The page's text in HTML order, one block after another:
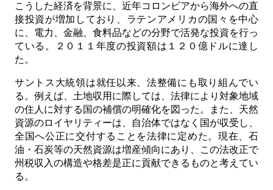
こうした経済を背景に、近年コロンビアから海外への直
接投資が増加しており、ラテンアメリカの国々を中心
に、電力、金融、食料品などの分野で活発な投資を行っ
ている。２０１１年度の投資額は１２０億ドルに達し
た。
サントス大統領は就任以来、法整備にも取り組んでい
る。例えば、土地収用に際しては、法律により対象地域
の住人に対する国の補償の明確化を図った。また、天然
資源のロイヤリティーは、自治体ではなく国が収受し、
全国へ公正に交付することを法律に定めた。現在、石
油・石炭等の天然資源は増産傾向にあり、この法改正で
州税収入の構造や格差是正に貢献できるものと考えてい
る。